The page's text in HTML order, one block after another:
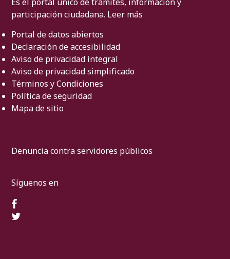
participación ciudadana. Leer más
Portal de datos abiertos
Declaración de accesibilidad
Aviso de privacidad integral
Aviso de privacidad simplificado
Términos y Condiciones
Política de seguridad
Mapa de sitio
Denuncia contra servidores públicos
Síguenos en